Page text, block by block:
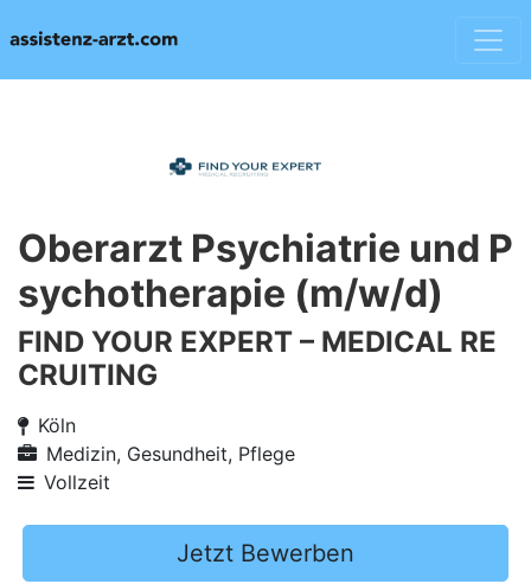
Oberarzt Psychiatrie und P
sychotherapie (m/w/d)
FIND YOUR EXPERT – MEDICAL RE
CRUITING
Köln
Medizin, Gesundheit, Pflege
Vollzeit
Jetzt Bewerben